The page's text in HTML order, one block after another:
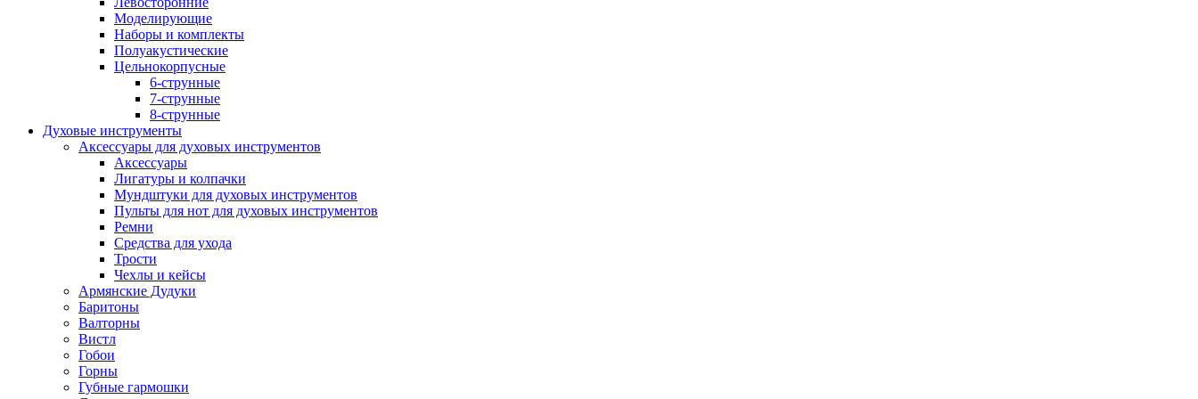
Моделирующие
Наборы и комплекты
Полуакустические
Цельнокорпусные
6-струнные
7-струнные
8-струнные
Духовые инструменты
Аксессуары для духовых инструментов
Аксессуары
Лигатуры и колпачки
Мундштуки для духовых инструментов
Пульты для нот для духовых инструментов
Ремни
Средства для ухода
Трости
Чехлы и кейсы
Армянские Дудуки
Баритоны
Валторны
Вистл
Гобои
Горны
Губные гармошки